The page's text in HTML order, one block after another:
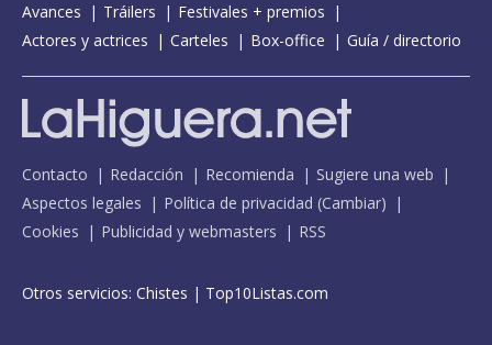
Avances
Tráilers
Festivales + premios
Actores y actrices
Carteles Box-office Guía / directorio
Contacto Redacción Recomienda
Sugiere una web
Aspectos legales
Política de privacidad (Cambiar)
Cookies
Publicidad y webmasters RSS
Otros servicios: Chistes | Top10Listas.com